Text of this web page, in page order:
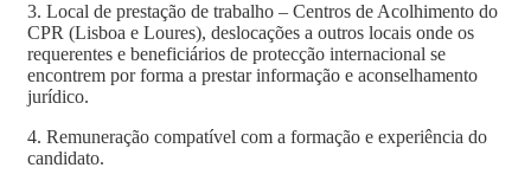
3. Local de prestação de trabalho – Centros de Acolhimento do
CPR (Lisboa e Loures), deslocações a outros locais onde os
requerentes e beneficiários de protecção internacional se
encontrem por forma a prestar informação e aconselhamento
jurídico.
4. Remuneração compatível com a formação e experiência do
candidato.